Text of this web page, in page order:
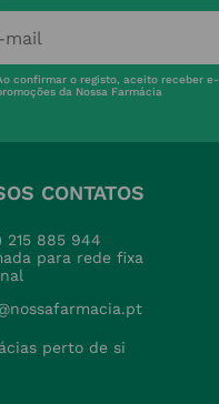
confirmar o registo, aceito receber
da Nossa Farmácia
CONTATOS
215 885 944
para rede fixa
perto de si